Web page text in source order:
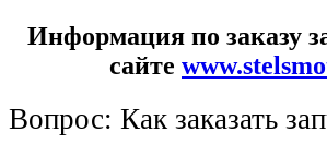
Информация по заказу
сайте
Вопрос: Как заказать